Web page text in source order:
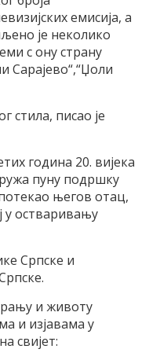
емисија, а
је неколико
с ону страну
Сарајево“,“Џоли
стила, писао је
година 20. вијека
пуну подршку
његов отац,
у остваривању
Српске и
и животу
и изјавама у
свијет: